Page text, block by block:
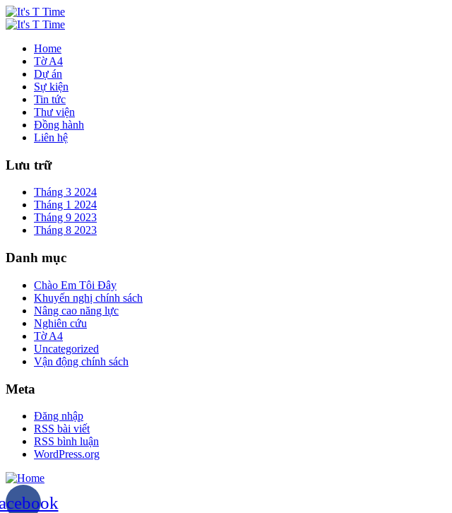
Home
Tờ A4
Dự án
Sự kiện
Tin tức
Thư viện
Đồng hành
Liên hệ
Lưu trữ
Tháng 3 2024
Tháng 1 2024
Tháng 9 2023
Tháng 8 2023
Danh mục
Chào Em Tôi Đây
Khuyến nghị chính sách
Nâng cao năng lực
Nghiên cứu
Tờ A4
Uncategorized
Vận động chính sách
Meta
Đăng nhập
RSS bài viết
RSS bình luận
WordPress.org